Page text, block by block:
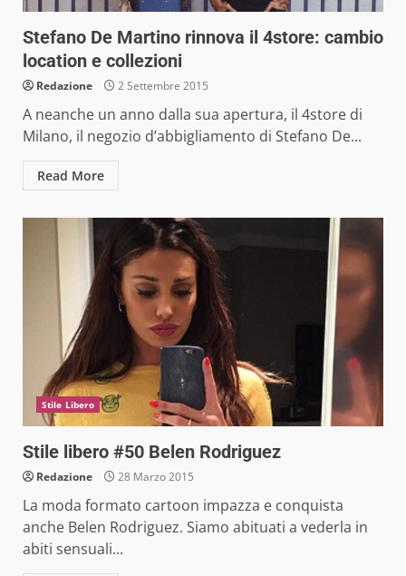
Stefano De Martino rinnova il 4store: cambio
location e collezioni
Redazione 2 Settembre 2015
A neanche un anno dalla sua apertura, il 4store di
Milano, il negozio d’abbigliamento di Stefano De...
Read More
Stile Libero
Stile libero #50 Belen Rodriguez
Redazione 28 Marzo 2015
La moda formato cartoon impazza e conquista
anche Belen Rodriguez. Siamo abituati a vederla in
abiti sensuali...